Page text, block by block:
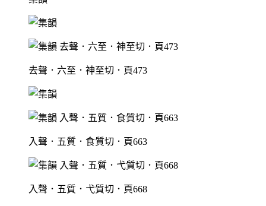
去聲．六至．神至切．頁473
入聲．五質．食質切．頁663
入聲．五質．弋質切．頁668